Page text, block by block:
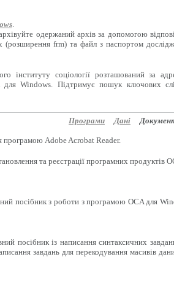
.
одержаний архів за допомогою
(розширення frm) та файл з паспортом
інституту соціології розташований за
для Windows. Підтримує пошук ключових
Програми Дані
програмою Adobe Acrobat Reader.
та реєстрації програмних продуктів
посібник з роботи з програмою OCA для
посібник із написання синтаксичних
завдань для перекодування масивів